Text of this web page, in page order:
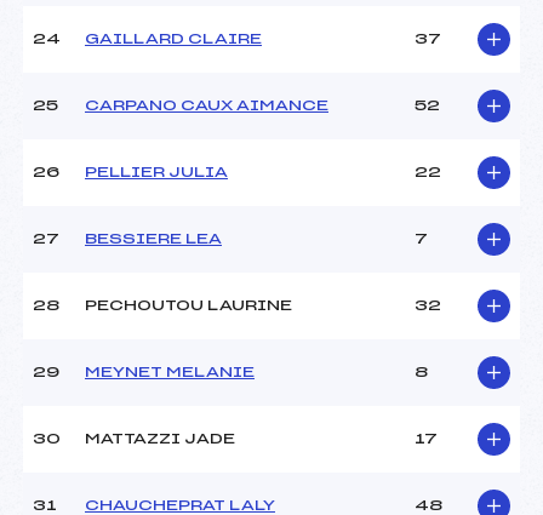
24 GAILLARD CLAIRE 37
25 CARPANO CAUX AIMANCE 52
26 PELLIER JULIA 22
27 BESSIERE LEA 7
28 PECHOUTOU LAURINE 32
29 MEYNET MELANIE 8
30 MATTAZZI JADE 17
31 CHAUCHEPRAT LALY 48